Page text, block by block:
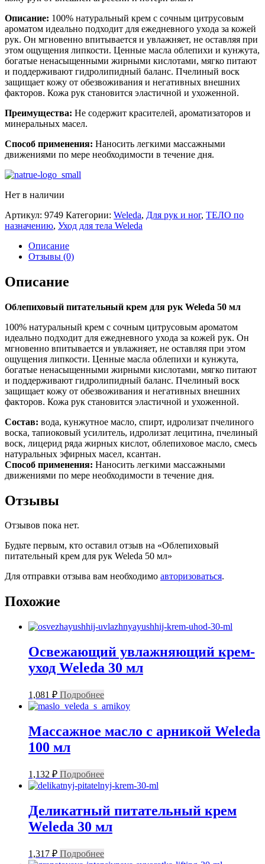
Описание: 100% натуральный крем с сочным цитрусовым
ароматом идеально подходит для ежедневного ухода за кожей
рук. Он мгновенно впитывается и увлажняет, не оставляя при
этом ощущения липкости. Ценные масла облепихи и кунжута,
богатые ненасыщенными жирными кислотами, мягко питают
и поддерживают гидролипидный баланс. Пчелиный воск
защищает кожу от обезвоживания и негативных внешних
факторов. Кожа рук становится эластичной и ухоженной.
Преимущества: Не содержит красителей, ароматизаторов и
минеральных масел.
Способ применения: Наносить легкими массажными
движениями по мере необходимости в течение дня.
Нет в наличии
Артикул: 9749 Категории: Weleda, Для рук и ног, ТЕЛО по
назначению, Уход для тела Weleda
Описание
Отзывы (0)
Описание
Облепиховый питательный крем для рук Weleda 50 мл
100% натуральный крем с сочным цитрусовым ароматом
идеально подходит для ежедневного ухода за кожей рук. Он
мгновенно впитывается и увлажняет, не оставляя при этом
ощущения липкости. Ценные масла облепихи и кунжута,
богатые ненасыщенными жирными кислотами, мягко питают
и поддерживают гидролипидный баланс. Пчелиный воск
защищает кожу от обезвоживания и негативных внешних
факторов. Кожа рук становится эластичной и ухоженной.
Состав: вода, кунжутное масло, спирт, идролизат пчелиного
воска, тапиоковый усилитель, идролизат лецитина, пчелиный
воск, лицерид ряда жирных кислот, облепиховое масло, смесь
натуральных эфирных масел, ксантан.
Способ применения: Наносить легкими массажными
движениями по мере необходимости в течение дня.
Отзывы
Отзывов пока нет.
Будьте первым, кто оставил отзыв на «Облепиховый
питательный крем для рук Weleda 50 мл»
Для отправки отзыва вам необходимо авторизоваться.
Похожие
Освежающий увлажняющий крем-
уход Weleda 30 мл
1,081 ₽ Подробнее
Массажное масло с арникой Weleda
100 мл
1,132 ₽ Подробнее
Деликатный питательный крем
Weleda 30 мл
1,317 ₽ Подробнее